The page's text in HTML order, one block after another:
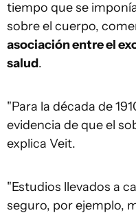
tiempo que se
sobre el cuerpo,
asociación entre el
salud.
"Para la década de
evidencia de que el
explica Veit.
"Estudios llevados a
seguro, por ejemplo,